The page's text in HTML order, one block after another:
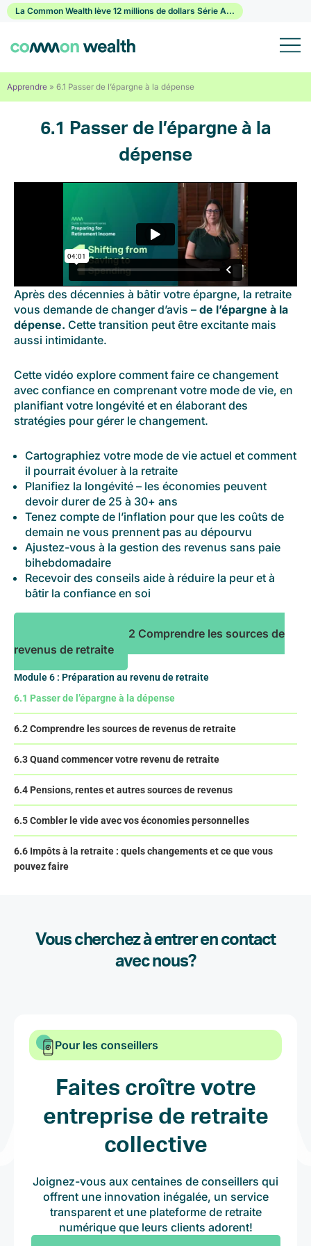
PasserLa Common Wealth lève 12 millions de dollars Série A...
Apprendre » 6.1 Passer de l’épargne à la dépense
6.1 Passer de l’épargne à la
dépense
Après des décennies à bâtir votre épargne, la retraite
vous demande de changer d’avis – de l’épargne à la
dépense. Cette transition peut être excitante mais
aussi intimidante.
Cette vidéo explore comment faire ce changement
avec confiance en comprenant votre mode de vie, en
planifiant votre longévité et en élaborant des
stratégies pour gérer le changement.
Cartographiez votre mode de vie actuel et comment
il pourrait évoluer à la retraite
Planifiez la longévité – les économies peuvent
devoir durer de 25 à 30+ ans
Tenez compte de l’inflation pour que les coûts de
demain ne vous prennent pas au dépourvu
Ajustez-vous à la gestion des revenus sans paie
bihebdomadaire
Recevoir des conseils aide à réduire la peur et à
bâtir la confiance en soi
Leçon suivante : 6.2 Comprendre les sources de
revenus de retraite
Module 6 : Préparation au revenu de retraite
6.1 Passer de l’épargne à la dépense
6.2 Comprendre les sources de revenus de retraite
6.3 Quand commencer votre revenu de retraite
6.4 Pensions, rentes et autres sources de revenus
6.5 Combler le vide avec vos économies personnelles
6.6 Impôts à la retraite : quels changements et ce que vous
pouvez faire
Vous cherchez à entrer en contact
avec nous?
Pour les conseillers
Faites croître votre
entreprise de retraite
collective
Joignez-vous aux centaines de conseillers qui
offrent une innovation inégalée, un service
transparent et une plateforme de retraite
numérique que leurs clients adorent!